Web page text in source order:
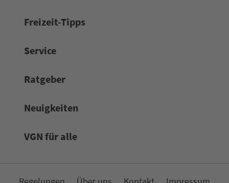
Frei­zeit-Tipps
Service
Rat­ge­ber
Neuigkeiten
VGN für alle